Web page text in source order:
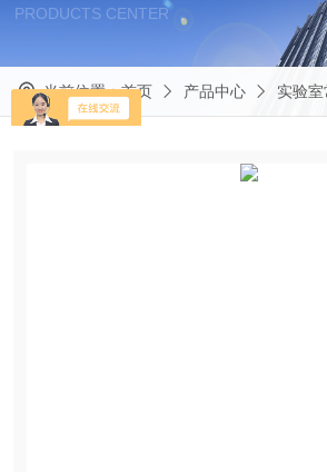
PRODUCTS CENTER
当前位置：首页 产品中心 实验